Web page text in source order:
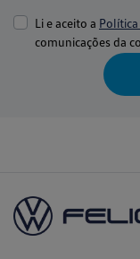
Li e aceito a
comunicações da